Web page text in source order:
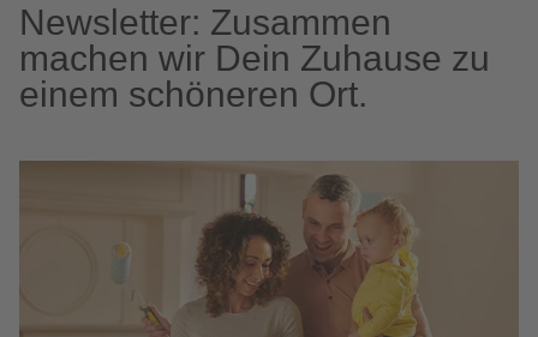
Newsletter: Zusammen
machen wir Dein Zuhause zu
einem schöneren Ort.